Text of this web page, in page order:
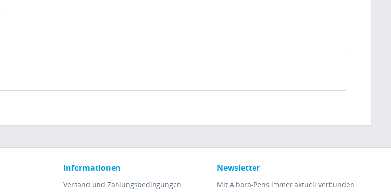
Informationen
Versand und Zahlungsbedingungen
Newsletter
Mit Albora-Pens immer aktuell verbunden: